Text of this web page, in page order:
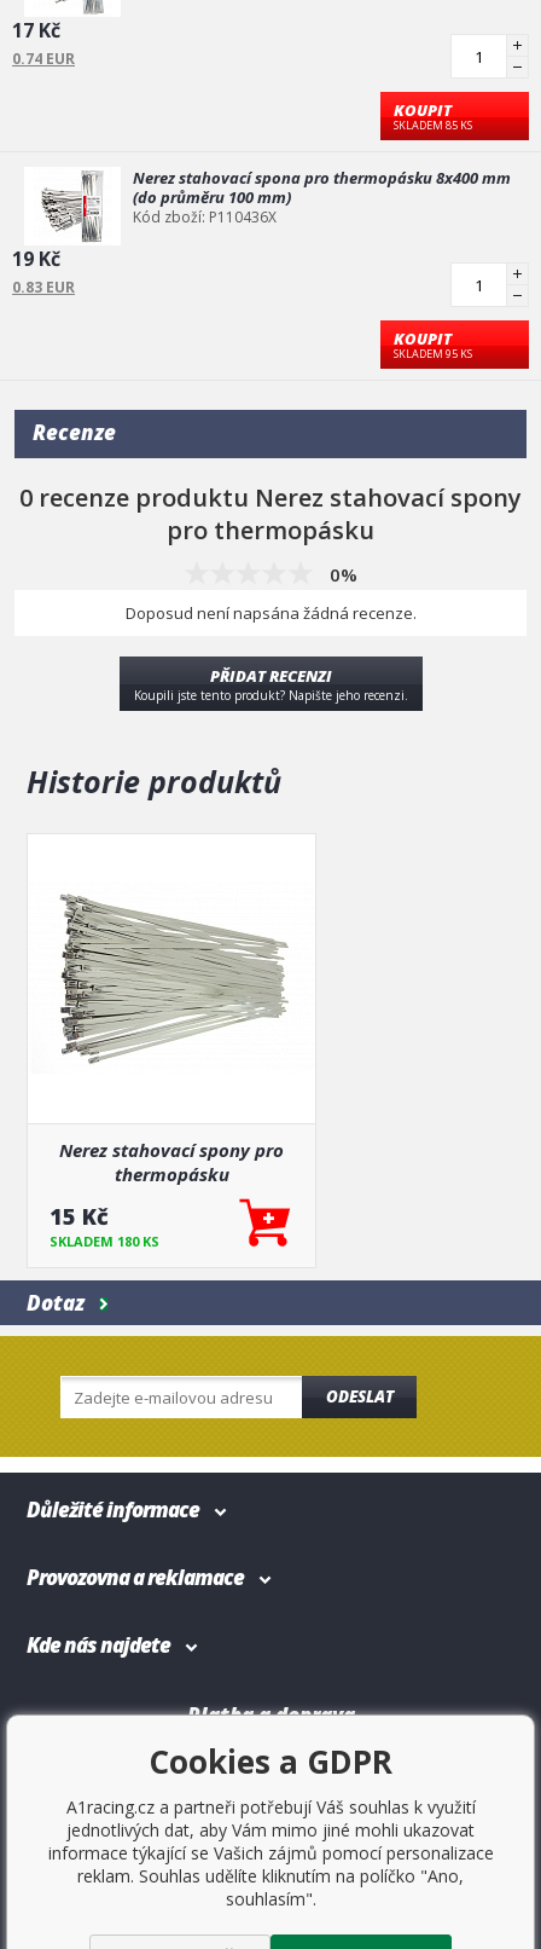
17 Kč
0.74 EUR
KOUPIT
SKLADEM 85 KS
Nerez stahovací spona pro thermopásku 8x400 mm
(do průměru 100 mm)
Kód zboží: P110436X
19 Kč
0.83 EUR
KOUPIT
SKLADEM 95 KS
Recenze
0 recenze produktu Nerez stahovací spony
pro thermopásku
0%
Doposud není napsána žádná recenze.
PŘIDAT RECENZI
Koupili jste tento produkt? Napište jeho recenzi.
Historie produktů
Nerez stahovací spony pro
thermopásku
15 Kč
SKLADEM 180 KS
Dotaz
ODESLAT
Důležité informace
Provozovna a reklamace
Kde nás najdete
Platba a doprava
Cookies a GDPR
A1racing.cz a partneři potřebují Váš souhlas k využití
jednotlivých dat, aby Vám mimo jiné mohli ukazovat
informace týkající se Vašich zájmů pomocí personalizace
reklam. Souhlas udělíte kliknutím na políčko "Ano,
souhlasím".